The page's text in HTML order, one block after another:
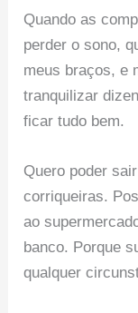
Quando as
perder o sono,
meus braços, e
tranquilizar
ficar tudo bem.
Quero poder
corriqueiras.
ao
banco. Porque
qualquer